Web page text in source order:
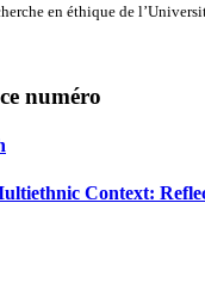
en éthique de
numéro
Context: